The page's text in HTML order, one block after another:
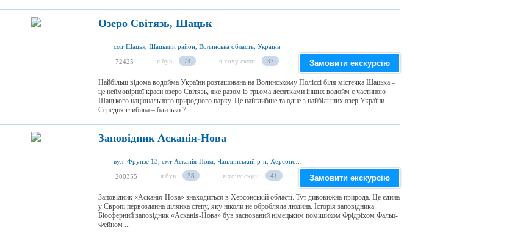
Озеро Світязь, Шацьк
смт Шацьк, Шацький район, Волинська область, Україна
72425 я був 74 я хочу сюди 37 Замовити екскурсію
Найбільш відома водойма України розташована на Волинському Поліссі біля містечка Шацька –
це неймовірної краси озеро Світязь, яке разом із трьома десятками інших водойм є частиною
Шацького національного природного парку. Це найглибше та одне з найбільших озер України.
Середня глибина – близько 7 ...
Заповідник Асканія-Нова
200355 я був 38 я хочу сюди 41 Замовити екскурсію
Заповідник «Асканія-Нова» знаходиться в Херсонській області. Тут дивовижна природа. Це єдина
у Європі первозданна ділянка степу, яку ніколи не обробляла людина. Історія заповідника
Біосферний заповідник «Асканія-Нова» був заснований німецьким поміщиком Фрідріхом Фальц-
Фейном ...